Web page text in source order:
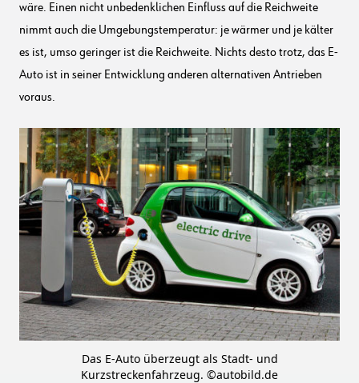
wäre. Einen nicht unbedenklichen Einfluss auf die Reichweite
nimmt auch die Umgebungstemperatur: je wärmer und je kälter
es ist, umso geringer ist die Reichweite. Nichts desto trotz, das E-
Auto ist in seiner Entwicklung anderen alternativen Antrieben
voraus.
Das E-Auto überzeugt als Stadt- und
Kurzstreckenfahrzeug. ©autobild.de